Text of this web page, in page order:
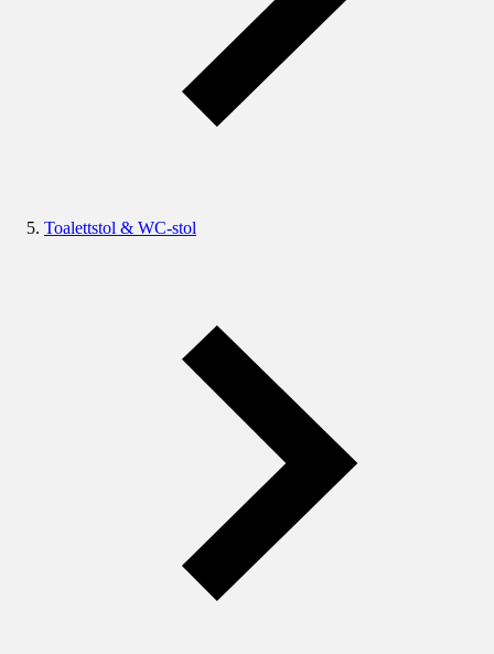
Toalettstol & WC-stol